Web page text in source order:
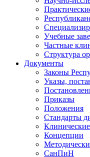
Учебные
Частные
Структура
Документы
Законы
Указы,
Приказы
Положения
Стандарты
Концепции
СанПиН